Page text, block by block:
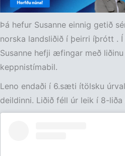
Þá hefur Susanne einnig getið
norska landsliðið í þeirri íþrótt .
Susanne hefji æfingar með
keppnistímabil.
Leno endaði í 6.sæti ítölsku
deildinni. Liðið féll úr leik í 8-